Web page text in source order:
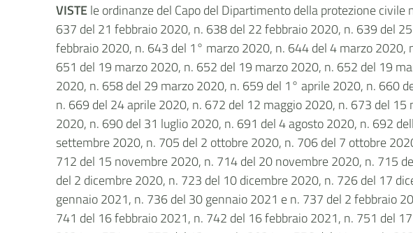
VISTEle ordinanze del Capo del Dipartimento della protezione
637 del 21 febbraio 2020, n. 638 del 22 febbraio 2020, n. 639 del
febbraio 2020, n. 643 del 1° marzo 2020, n. 644 del 4 marzo
651 del 19 marzo 2020, n. 652 del 19 marzo 2020, n. 652 del 19
2020, n. 658 del 29 marzo 2020, n. 659 del 1° aprile 2020, n. 660
n. 669 del 24 aprile 2020, n. 672 del 12 maggio 2020, n. 673 del
2020, n. 690 del 31 luglio 2020, n. 691 del 4 agosto 2020, n. 692
settembre 2020, n. 705 del 2 ottobre 2020, n. 706 del 7 ottobre
712 del 15 novembre 2020, n. 714 del 20 novembre 2020, n. 715
del 2 dicembre 2020, n. 723 del 10 dicembre 2020, n. 726 del 17
gennaio 2021, n. 736 del 30 gennaio 2021 e n. 737 del 2 febbraio
741 del 16 febbraio 2021, n. 742 del 16 febbraio 2021, n. 751 del